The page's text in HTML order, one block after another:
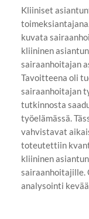
Kliiniset
kuvata
kliininen
sairaanhoitajan
Tavoitteena oli
sairaanhoitajan
tutkinnosta
työelämässä.
vahvistavat
toteutettiin
kliininen
sairaanhoitajille.
analysointi